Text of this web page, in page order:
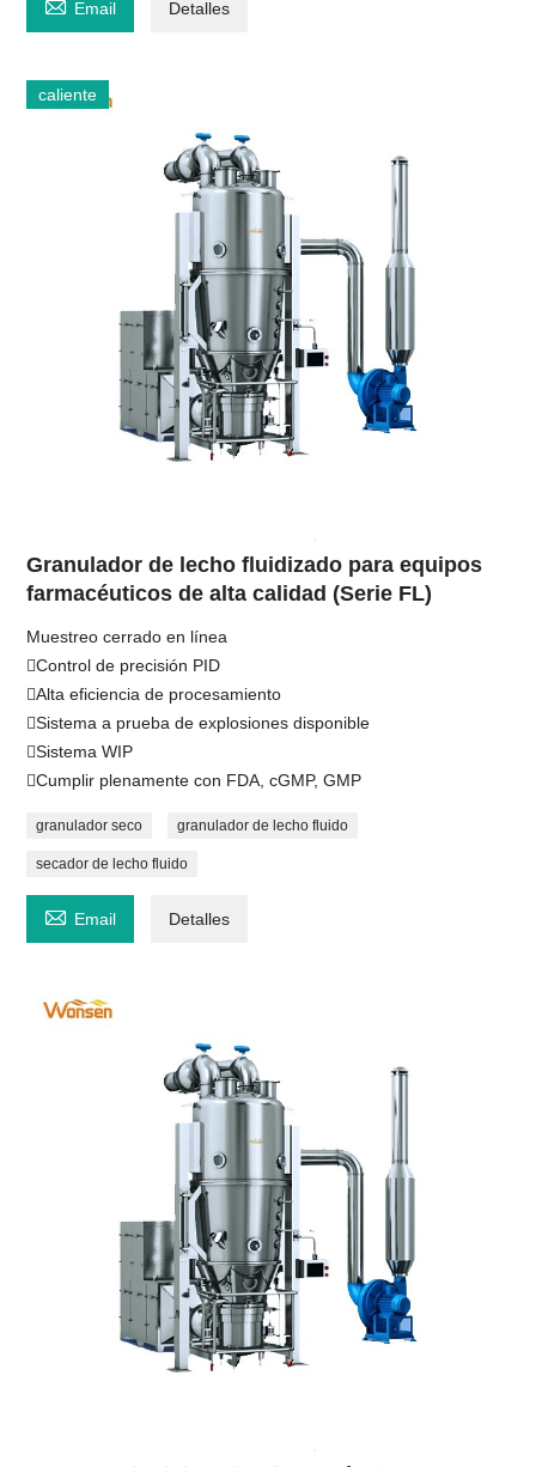
 Email Detalles
caliente
Granulador de lecho fluidizado para equipos
farmacéuticos de alta calidad (Serie FL)
Muestreo cerrado en línea
Control de precisión PID
Alta eficiencia de procesamiento
Sistema a prueba de explosiones disponible
Sistema WIP
Cumplir plenamente con FDA, cGMP, GMP
granulador seco granulador de lecho fluido
secador de lecho fluido
 Email Detalles